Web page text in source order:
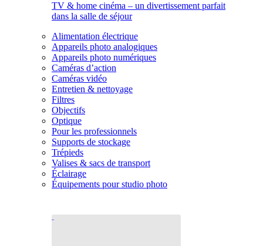
TV & home cinéma – un divertissement parfait
dans la salle de séjour
Alimentation électrique
Appareils photo analogiques
Appareils photo numériques
Caméras d’action
Caméras vidéo
Entretien & nettoyage
Filtres
Objectifs
Optique
Pour les professionnels
Supports de stockage
Trépieds
Valises & sacs de transport
Éclairage
Équipements pour studio photo